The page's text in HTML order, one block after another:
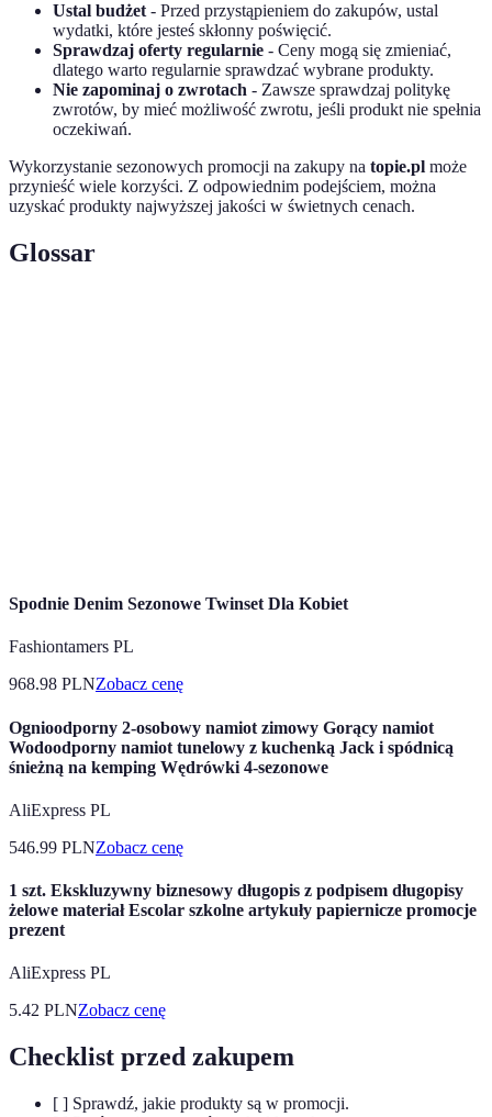
Ustal budżet - Przed przystąpieniem do zakupów, ustal
wydatki, które jesteś skłonny poświęcić.
Sprawdzaj oferty regularnie - Ceny mogą się zmieniać,
dlatego warto regularnie sprawdzać wybrane produkty.
Nie zapominaj o zwrotach - Zawsze sprawdzaj politykę
zwrotów, by mieć możliwość zwrotu, jeśli produkt nie spełnia
oczekiwań.
Wykorzystanie sezonowych promocji na zakupy na topie.pl może
przynieść wiele korzyści. Z odpowiednim podejściem, można
uzyskać produkty najwyższej jakości w świetnych cenach.
Glossar
Spodnie Denim Sezonowe Twinset Dla Kobiet
Fashiontamers PL
968.98 PLNZobacz cenę
Ognioodporny 2-osobowy namiot zimowy Gorący namiot
Wodoodporny namiot tunelowy z kuchenką Jack i spódnicą
śnieżną na kemping Wędrówki 4-sezonowe
AliExpress PL
546.99 PLNZobacz cenę
1 szt. Ekskluzywny biznesowy długopis z podpisem długopisy
żelowe materiał Escolar szkolne artykuły papiernicze promocje
prezent
AliExpress PL
5.42 PLNZobacz cenę
Checklist przed zakupem
[ ] Sprawdź, jakie produkty są w promocji.